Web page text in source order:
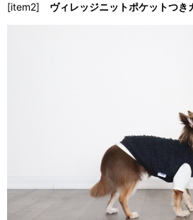
[item2] ヴィレッジニットポケットつき